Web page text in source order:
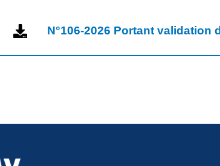
N°106-2026 Portant validation